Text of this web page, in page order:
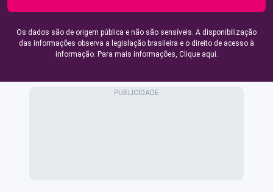
Os dados são de origem pública e não são sensíveis. A disponibilização
das informações observa a legislação brasileira e o direito de acesso à
informação. Para mais informações, Clique aqui.